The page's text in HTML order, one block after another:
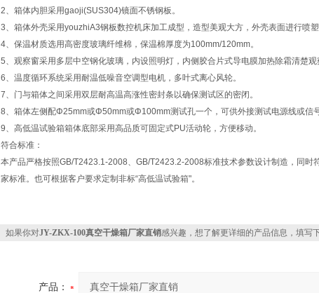
2、箱体内胆采用gaoji(SUS304)镜面不锈钢板。
3、箱体外壳采用youzhiA3钢板数控机床加工成型，造型美观大方，外壳表面进行喷
4、保温材质选用高密度玻璃纤维棉，保温棉厚度为100mm/120mm。
5、观察窗采用多层中空钢化玻璃，内设照明灯，内侧胶合片式导电膜加热除霜清楚
6、温度循环系统采用耐温低噪音空调型电机，多叶式离心风轮。
7、门与箱体之间采用双层耐高温高涨性密封条以确保测试区的密闭。
8、箱体左侧配Φ25mm或Φ50mm或Φ100mm测试孔一个，可供外接测试电源线或信
9、高低温试验箱箱体底部采用高品质可固定式PU活动轮，方便移动。
符合标准：
本产品严格按照GB/T2423.1-2008、GB/T2423.2-2008标准技术参数设计制造，同
家标准。也可根据客户要求定制非标“高低温试验箱"。
如果你对JY-ZKX-100真空干燥箱厂家直销感兴趣，想了解更详细的产品信息，填写
产品：